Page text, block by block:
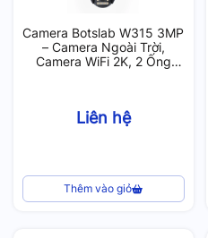
Camera Botslab W315 3MP
– Camera Ngoài Trời,
Camera WiFi 2K, 2 Ống
Liên hệ
Thêm vào giỏ